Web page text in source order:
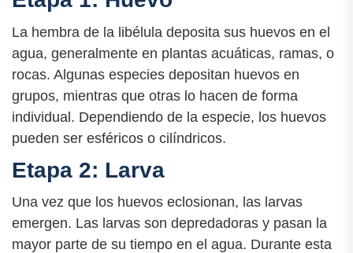
La hembra de la libélula deposita sus huevos en el
agua, generalmente en plantas acuáticas, ramas, o
rocas. Algunas especies depositan huevos en
grupos, mientras que otras lo hacen de forma
individual. Dependiendo de la especie, los huevos
pueden ser esféricos o cilíndricos.
Etapa 2: Larva
Una vez que los huevos eclosionan, las larvas
emergen. Las larvas son depredadoras y pasan la
mayor parte de su tiempo en el agua. Durante esta